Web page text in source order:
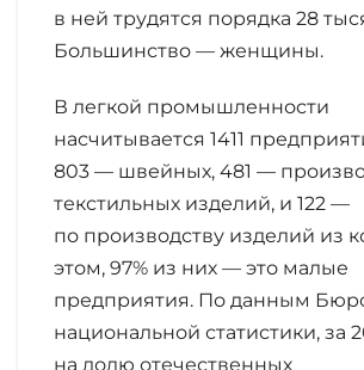
в ней трудятся порядка 28
Большинство — женщины.
В легкой промышленности
насчитывается 1411
803 — швейных, 481 —
текстильных изделий, и 122 —
по производству изделий из
этом, 97% из них — это малые
предприятия. По данным
национальной статистики, за
на долю отечественных